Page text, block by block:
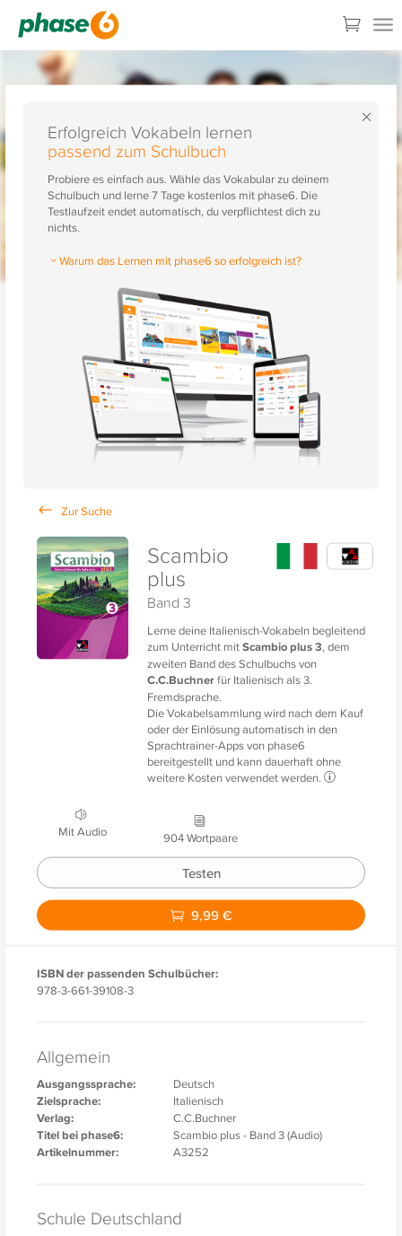
×
Erfolgreich Vokabeln lernen
passend zum Schulbuch
Probiere es einfach aus. Wähle das Vokabular zu deinem
Schulbuch und lerne 7 Tage kostenlos mit phase6. Die
Testlaufzeit endet automatisch, du verpflichtest dich zu
nichts.
Warum das Lernen mit phase6 so erfolgreich ist?
Scambio
plus
Band 3
Lerne deine Italienisch-Vokabeln begleitend
zum Unterricht mitScambio plus 3, dem
zweiten Band des Schulbuchs von
C.C.Buchnerfür Italienisch als 3.
Fremdsprache.
Die Vokabelsammlung wird nach dem Kauf
oder der Einlösung automatisch in den
Sprachtrainer-Apps von phase6
bereitgestellt und kann dauerhaft ohne
weitere Kosten verwendet werden.
Mit Audio 904 Wortpaare
Testen
9,99 €
ISBN der passenden Schulbücher:
978-3-661-39108-3
Allgemein
Ausgangssprache: Deutsch
Zielsprache: Italienisch
Verlag: C.C.Buchner
Titel bei phase6: Scambio plus - Band 3 (Audio)
Artikelnummer: A3252
Schule Deutschland